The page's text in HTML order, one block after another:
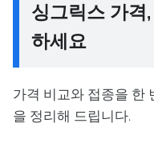
싱그릭스 가격
하세요
가격 비교와 접종을 한
을 정리해 드립니다.